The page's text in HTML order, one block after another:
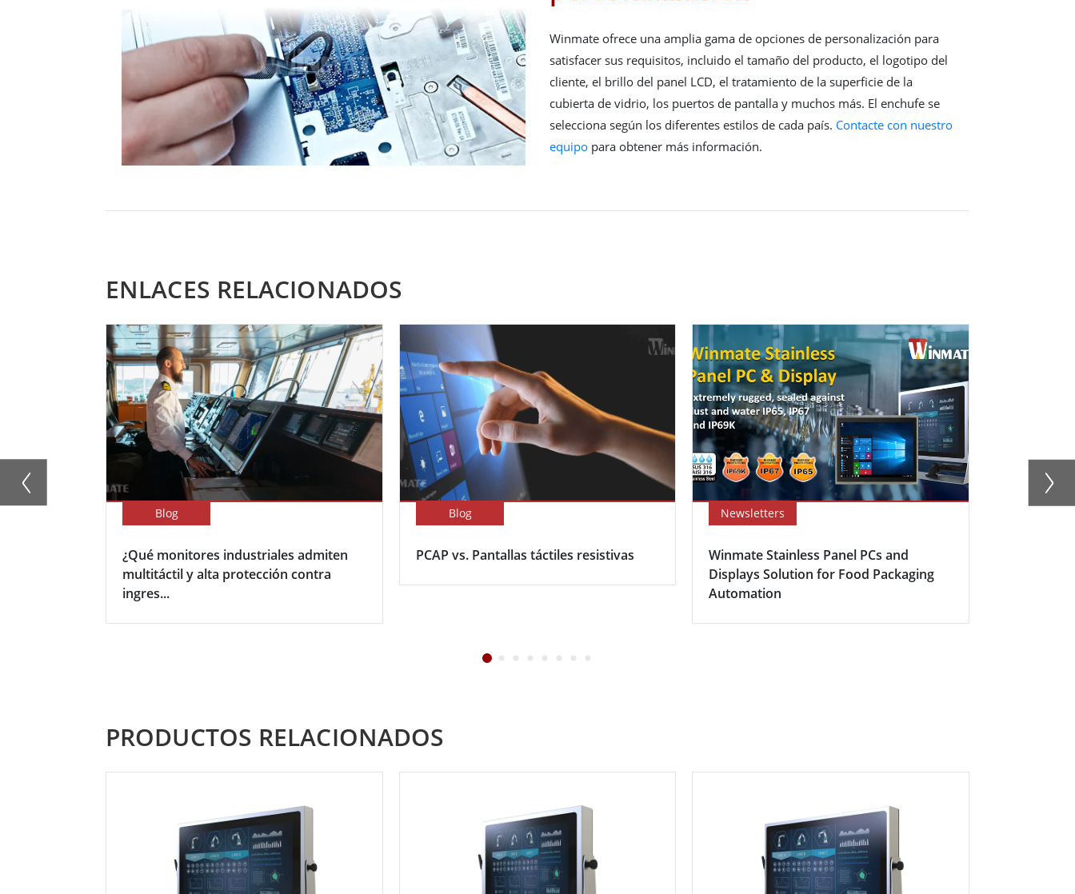
Winmate ofrece una amplia gama de opciones de personalización para
satisfacer sus requisitos, incluido el tamaño del producto, el logotipo del
cliente, el brillo del panel LCD, el tratamiento de la superficie de la
cubierta de vidrio, los puertos de pantalla y muchos más. El enchufe se
selecciona según los diferentes estilos de cada país. Contacte con nuestro
equipo para obtener más información.
ENLACES RELACIONADOS
Blog
¿Qué monitores industriales admiten
multitáctil y alta protección contra
ingres...
Blog
PCAP vs. Pantallas táctiles resistivas
Newsletters
Winmate Stainless Panel PCs and
Displays Solution for Food Packaging
Automation
PRODUCTOS RELACIONADOS